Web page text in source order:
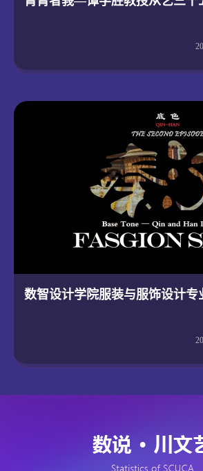
数智设计学院服装与服饰设计专